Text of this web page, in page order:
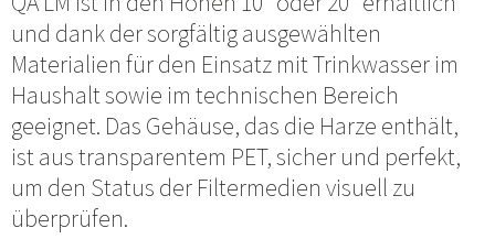
und dank der sorgfältig ausgewählten
Materialien für den Einsatz mit Trinkwasser im
Haushalt sowie im technischen Bereich
geeignet. Das Gehäuse, das die Harze enthält,
ist aus transparentem PET, sicher und perfekt,
um den Status der Filtermedien visuell zu
überprüfen.